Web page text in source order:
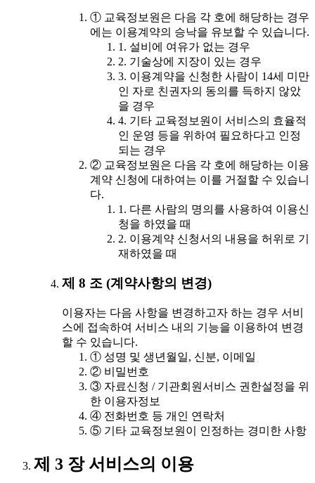
① 교육정보원은 다음 각 호에 해당하는 경우
에는 이용계약의 승낙을 유보할 수 있습니다.
1. 설비에 여유가 없는 경우
2. 기술상에 지장이 있는 경우
3. 이용계약을 신청한 사람이 14세 미만
인 자로 친권자의 동의를 득하지 않았
을 경우
4. 기타 교육정보원이 서비스의 효율적
인 운영 등을 위하여 필요하다고 인정
되는 경우
② 교육정보원은 다음 각 호에 해당하는 이용
계약 신청에 대하여는 이를 거절할 수 있습니
다.
1. 다른 사람의 명의를 사용하여 이용신
청을 하였을 때
2. 이용계약 신청서의 내용을 허위로 기
재하였을 때
제 8 조 (계약사항의 변경)
이용자는 다음 사항을 변경하고자 하는 경우 서비
스에 접속하여 서비스 내의 기능을 이용하여 변경
할 수 있습니다.
① 성명 및 생년월일, 신분, 이메일
② 비밀번호
③ 자료신청 / 기관회원서비스 권한설정을 위
한 이용자정보
④ 전화번호 등 개인 연락처
⑤ 기타 교육정보원이 인정하는 경미한 사항
제 3 장 서비스의 이용